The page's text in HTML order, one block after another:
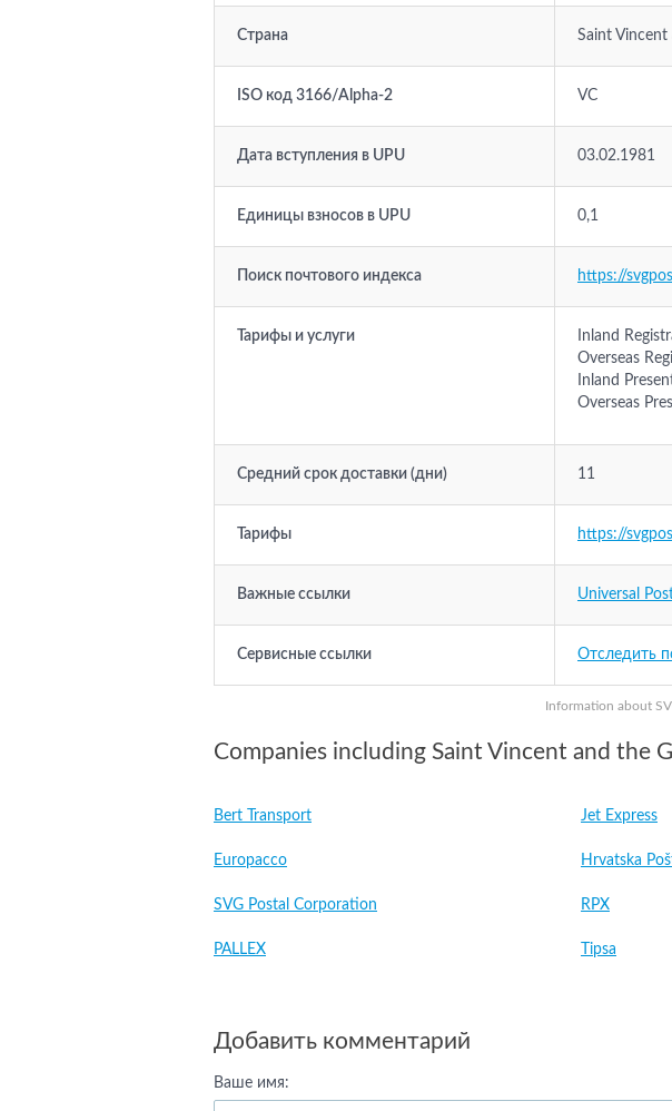
Information about
Страна Saint Vincent
ISO код 3166/Alpha-2 VC
Дата вступления в UPU 03.02.1981
Единицы взносов в UPU 0,1
Поиск почтового индекса https://
Тарифы и услуги
Inland
Overseas
Inland
Overseas
Средний срок доставки (дни) 11
Тарифы https://
Важные ссылки Universal
Сервисные ссылки Отследить
Companies including Saint Vincent and the
Bert Transport Jet Express
Europacco Hrvatska
SVG Postal Corporation RPX
PALLEX Tipsa
Добавить комментарий
Ваше имя: